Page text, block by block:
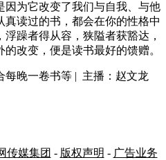
因为它改变了我们与自我、与他
真读过的书，都会在你的性格中
躁者得从容，狭隘者获豁达，
改变，便是读书最好的馈赠。
每晚一卷书等 | 主播：赵文龙
传媒集团 - 版权声明 - 广告业务